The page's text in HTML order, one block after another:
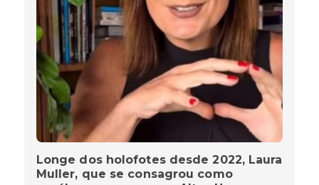
Longe dos holofotes desde 2022, Laura
Muller, que se consagrou como